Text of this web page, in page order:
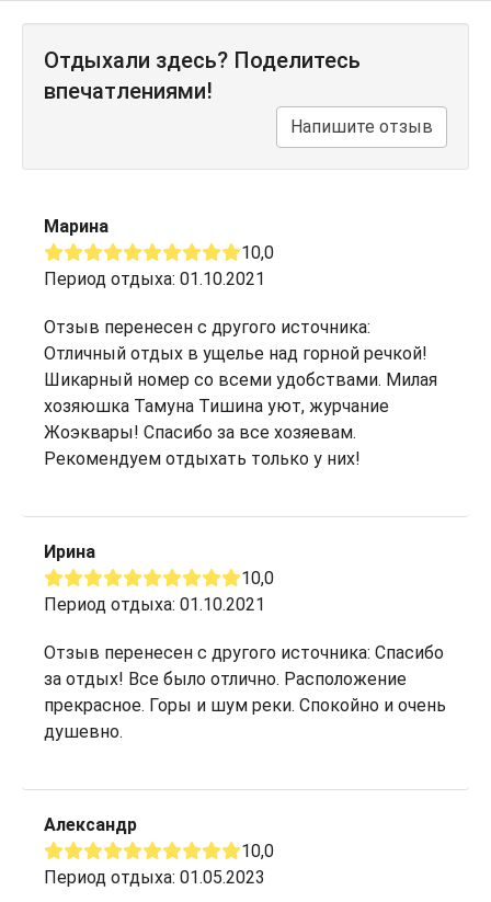
Отдыхали здесь? Поделитесь
впечатлениями!
Напишите отзыв
Марина
10,0
Период отдыха: 01.10.2021
Отзыв перенесен с другого источника:
Отличный отдых в ущелье над горной речкой!
Шикарный номер со всеми удобствами. Милая
хозяюшка Тамуна Тишина уют, журчание
Жоэквары! Спасибо за все хозяевам.
Рекомендуем отдыхать только у них!
Ирина
10,0
Период отдыха: 01.10.2021
Отзыв перенесен с другого источника: Спасибо
за отдых! Все было отлично. Расположение
прекрасное. Горы и шум реки. Спокойно и очень
душевно.
Александр
10,0
Период отдыха: 01.05.2023